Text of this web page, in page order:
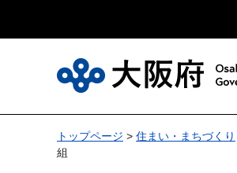
トップページ > 住まい・まちづくり
組